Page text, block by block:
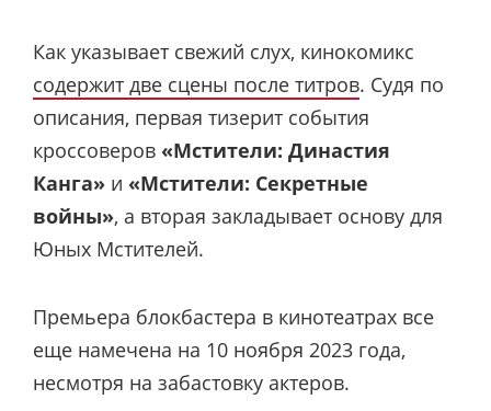
Как указывает свежий слух, кинокомикс
содержит две сцены после титров. Судя по
описания, первая тизерит события
кроссоверов «Мстители: Династия
Канга» и «Мстители: Секретные
войны», а вторая закладывает основу для
Юных Мстителей.
Премьера блокбастера в кинотеатрах все
еще намечена на 10 ноября 2023 года,
несмотря на забастовку актеров.